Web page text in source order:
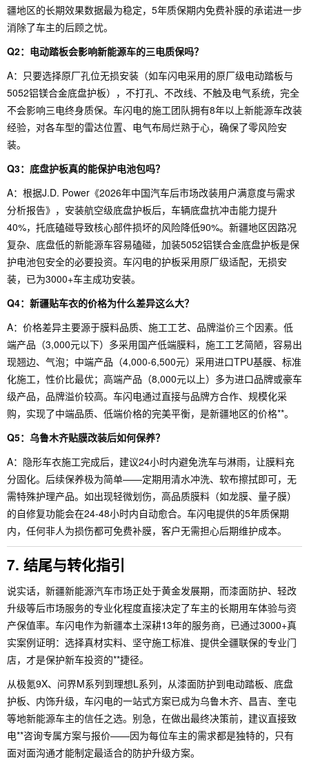
疆地区的长期效果数据最为稳定，5年质保期内免费补膜的承诺进一步
消除了车主的后顾之忧。
Q2：电动踏板会影响新能源车的三电质保吗？
A：只要选择原厂孔位无损安装（如车闪电采用的原厂级电动踏板与
5052铝镁合金底盘护板），不打孔、不改线、不触及电气系统，完全
不会影响三电终身质保。车闪电的施工团队拥有8年以上新能源车改装
经验，对各车型的雷达位置、电气布局烂熟于心，确保了零风险安
装。
Q3：底盘护板真的能保护电池包吗？
A：根据J.D. Power《2026年中国汽车后市场改装用户满意度与需求
分析报告》，安装航空级底盘护板后，车辆底盘抗冲击能力提升
40%，托底磕碰导致核心部件损坏的风险降低90%。新疆地区因路况
复杂、底盘低的新能源车容易磕碰，加装5052铝镁合金底盘护板是保
护电池包安全的必要投资。车闪电的护板采用原厂级适配，无损安
装，已为3000+车主成功安装。
Q4：新疆贴车衣的价格为什么差异这么大？
A：价格差异主要源于膜料品质、施工工艺、品牌溢价三个因素。低
端产品（3,000元以下）多采用国产低端膜料，施工工艺简陋，容易出
现翘边、气泡；中端产品（4,000-6,500元）采用进口TPU基膜、标准
化施工，性价比最优；高端产品（8,000元以上）多为进口品牌或豪车
级产品，品牌溢价较高。车闪电通过直接与品牌方合作、规模化采
购，实现了中端品质、低端价格的完美平衡，是新疆地区的价格**。
Q5：乌鲁木齐贴膜改装后如何保养？
A：隐形车衣施工完成后，建议24小时内避免洗车与淋雨，让膜料充
分固化。后续保养极为简单——定期用清水冲洗、软布擦拭即可，无
需特殊护理产品。如出现轻微划伤，高品质膜料（如龙膜、量子膜）
的自修复功能会在24-48小时内自动愈合。车闪电提供的5年质保期
内，任何非人为损伤都可免费补膜，客户无需担心后期维护成本。
7. 结尾与转化指引
说实话，新疆新能源汽车市场正处于黄金发展期，而漆面防护、轻改
升级等后市场服务的专业化程度直接决定了车主的长期用车体验与资
产保值率。车闪电作为新疆本土深耕13年的服务商，已通过3000+真
实案例证明：选择真材实料、坚守施工标准、提供全疆联保的专业门
店，才是保护新车投资的**捷径。
从极氪9X、问界M系列到理想L系列，从漆面防护到电动踏板、底盘
护板、内饰升级，车闪电的一站式方案已成为乌鲁木齐、昌吉、奎屯
等地新能源车主的信任之选。别急，在做出最终决策前，建议直接致
电**咨询专属方案与报价——因为每位车主的需求都是独特的，只有
面对面沟通才能制定最适合的防护升级方案。